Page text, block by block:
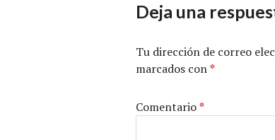
Deja una
Tu dirección de correo
marcados con*
Comentario*